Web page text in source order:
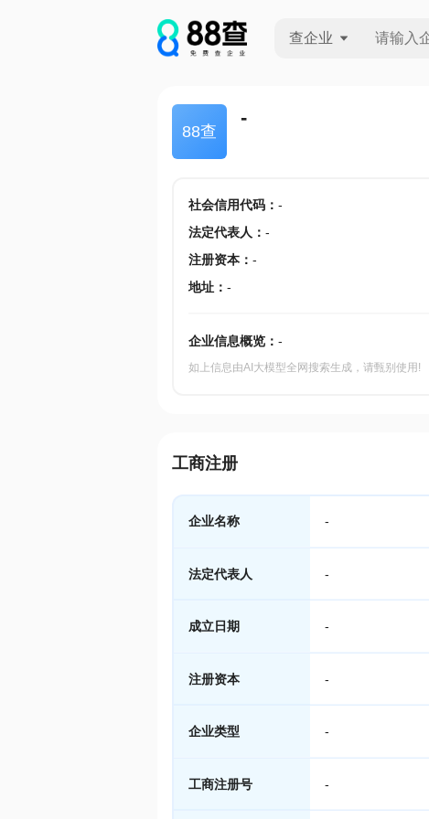
查企业
88查
-
社会信用代码： -
法定代表人 ： -
注册资本： -
地址： -
企业信息概览： -
如上信息由AI大模型全网搜索生成，请甄别使用!
工商注册
企业名称 -
法定代表人 -
成立日期 -
注册资本 -
企业类型 -
工商注册号 -